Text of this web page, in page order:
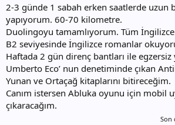
2-3 günde 1 sabah erken saatlerde uzun
yapıyorum. 60-70 kilometre.
Duolingoyu tamamlıyorum. Tüm
B2 seviyesinde İngilizce romanlar
Haftada 2 gün direnç bantları ile egzersiz
Umberto Eco’ nun denetiminde çıkan
Yunan ve Ortaçağ kitaplarını bitireceğim.
Canım istersen Abluka oyunu için mobil
çıkaracağım.
Son